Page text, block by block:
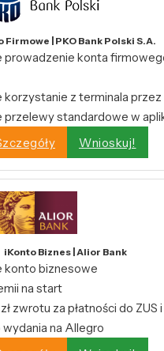
Firmowe | PKO Bank Polski S.A.
prowadzenie konta
korzystanie z terminala przez
przelewy standardowe w
Wnioskuj!
iKonto Biznes | Alior Bank
konto biznesowe
na start
zwrotu za płatności do ZUS
wydania na Allegro